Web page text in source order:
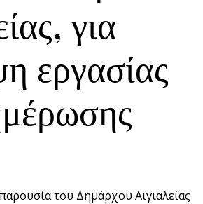
για
εργασίας
του Δημάρχου Αιγιαλείας